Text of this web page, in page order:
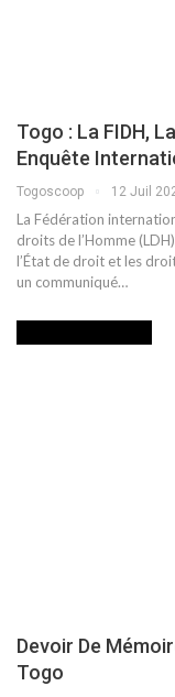
Togo : La FIDH,
Enquête
Togoscoop 12 Juil
La Fédération
droits de l’Homme
l’État de droit et les
un communiqué…
Devoir De
Togo